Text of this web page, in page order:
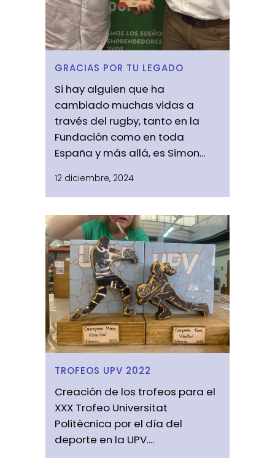
GRACIAS POR TU LEGADO
Si hay alguien que ha
cambiado muchas vidas a
través del rugby, tanto en la
Fundación como en toda
España y más allá, es Simon...
12 diciembre, 2024
TROFEOS UPV 2022
Creación de los trofeos para el
XXX Trofeo Universitat
Politècnica por el día del
deporte en la UPV....